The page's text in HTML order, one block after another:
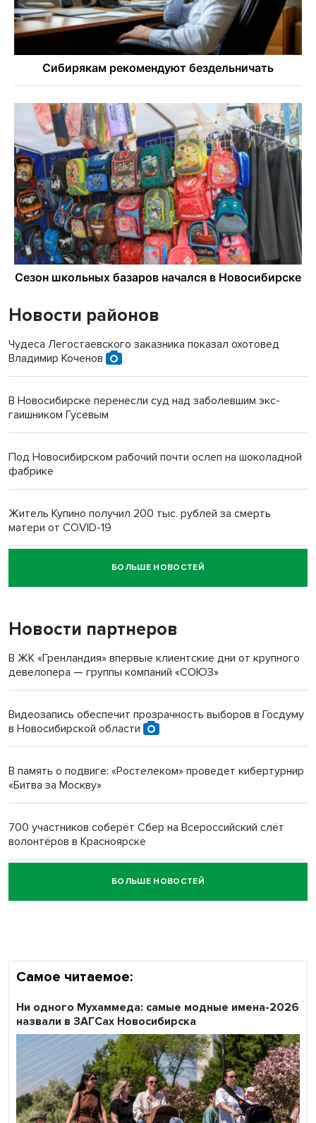
Новости районов
Чудеса Легостаевского заказника показал охотовед
Владимир Коченов
В Новосибирске перенесли суд над заболевшим экс-
гаишником Гусевым
Под Новосибирском рабочий почти ослеп на шоколадной
фабрике
Житель Купино получил 200 тыс. рублей за смерть
матери от COVID-19
Новосибирский суд наказал водителя за смерть
пенсионерки на вокзале
«Мы живём на пастбище!»: в новосибирском селе лошади
терроризируют жителей
Инвалид получил условный срок за избиение врачей
Новосибирский преподаватель с женой вошли в топ-16
Обновлённое отделение ВТБ открылось в Искитиме
БОЛЬШЕ НОВОСТЕЙ
Новости партнеров
В ЖК «Гренландия» впервые клиентские дни от крупного
девелопера — группы компаний «СОЮЗ»
Видеозапись обеспечит прозрачность выборов в Госдуму
в Новосибирской области
В память о подвиге: «Ростелеком» проведет кибертурнир
«Битва за Москву»
700 участников соберёт Сбер на Всероссийский слёт
волонтёров в Красноярске
Честный выбор: видеонаблюдение обеспечит
объективность результатов ЕДГ в Новосибирской
БОЛЬШЕ НОВОСТЕЙ
Самое читаемое:
Ни одного Мухаммеда: самые модные имена-2026
назвали в ЗАГСах Новосибирска